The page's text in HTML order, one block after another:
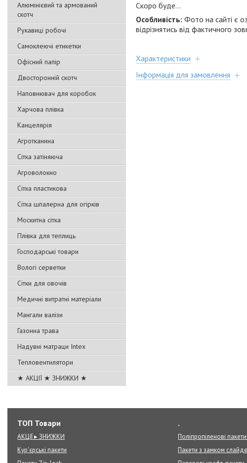
Алюмінієвий та армований
скотч
Рукавиці робочі
Самоклеючі етикетки
Офісний папір
Двосторонній скотч
Наповнювач для коробок
Харчова плівка
Канцелярія
Агротканина
Сітка затіняюча
Агроволокно
Сітка пластикова
Сітка шпалерна для огірків
Москитна сітка
Плівка для теплиць
Господарські товари
Вологі серветки
Сітки для овочів
Медичні витратні матеріали
Мангали валізи
Газонна трава
Надувні матраци Intex
Тепловентилятори
★ АКЦІЇ ★ ЗНИЖКИ ★
Скоро буде...
Особливість: Фото на сайті є
відрізнятись від фактичного
Характеристики
Інформація для замовлення
ТОП Товари
АКЦІЇ ▸ ЗНИЖКИ
Кур'єрські пакети
.
Поліпропіленові
Пакети з замком